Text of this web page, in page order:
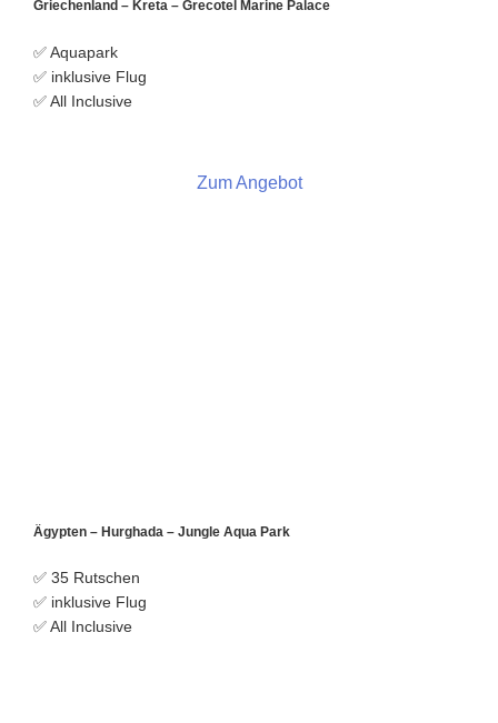
Griechenland – Kreta – Grecotel Marine Palace
✅ Aquapark
✅ inklusive Flug
✅ All Inclusive
Zum Angebot
Ägypten – Hurghada – Jungle Aqua Park
✅ 35 Rutschen
✅ inklusive Flug
✅ All Inclusive